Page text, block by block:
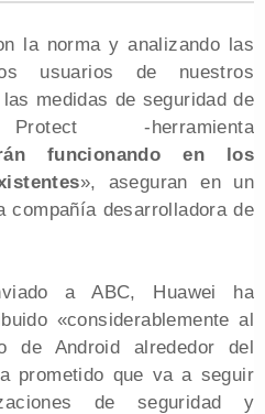
la norma y analizando las
usuarios de nuestros
medidas de seguridad de
-herramienta
funcionando en los
», aseguran en un
compañía desarrolladora de
a ABC, Huawei ha
«considerablemente al
de Android alrededor del
prometido que va a seguir
de seguridad y